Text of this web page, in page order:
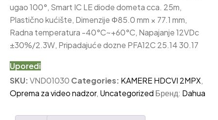
ugao 100°, Smart IC LE diode dometa cca. 25m,
Plastično kućište, Dimenzije Φ85.0 mm × 77.1 mm,
Radna temperatura -40°C~+60°C, Napajanje 12VDc
±30%/2.3W, Pripadajuće dozne PFA12C 25.14 30.17
Uporedi
SKU:VND01030 Categories: KAMERE HDCVI 2MPX,
Oprema za video nadzor, Uncategorized Бренд: Dahua